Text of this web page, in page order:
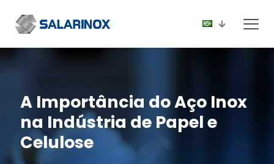
A Importância do Aço Inox
na Indústria de Papel e
Celulose